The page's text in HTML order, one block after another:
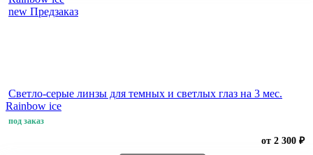
new Предзаказ
Светло-серые линзы для темных и светлых глаз на 3 мес.
Rainbow ice
под заказ
от 2 300 ₽